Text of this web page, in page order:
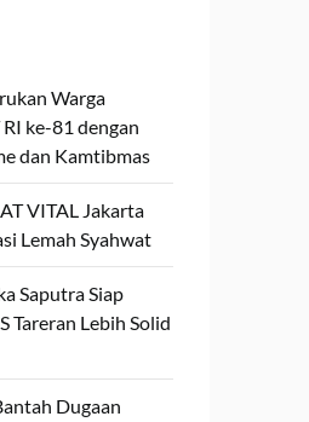
Warga
ke-81 dengan
dan Kamtibmas
VITAL Jakarta
Lemah Syahwat
Saputra Siap
Tareran Lebih Solid
Dugaan